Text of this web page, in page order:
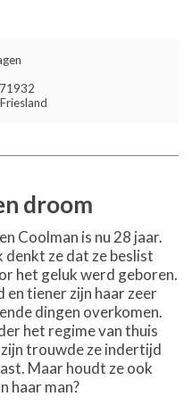
droom
Coolman is nu 28 jaar.
denkt ze dat ze beslist
het geluk werd geboren.
en tiener zijn haar zeer
dingen overkomen.
het regime van thuis
trouwde ze indertijd
Maar houdt ze ook
haar man?